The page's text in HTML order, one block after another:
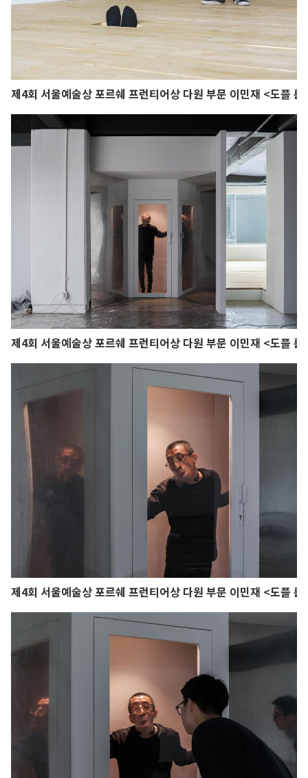
제4회 서울예술상 포르쉐 프런티어상 다원 부문 이민재 <도플 룸
제4회 서울예술상 포르쉐 프런티어상 다원 부문 이민재 <도플 룸
제4회 서울예술상 포르쉐 프런티어상 다원 부문 이민재 <도플 룸